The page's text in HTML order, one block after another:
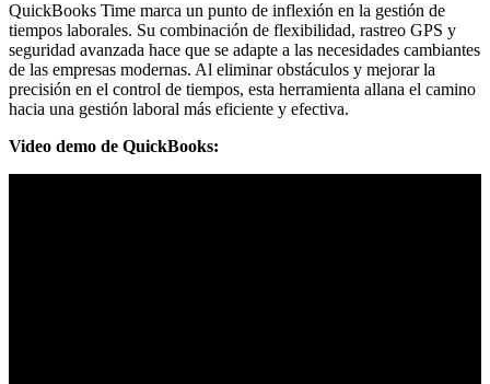
QuickBooks Time marca un punto de inflexión en la gestión de
tiempos laborales. Su combinación de flexibilidad, rastreo GPS y
seguridad avanzada hace que se adapte a las necesidades cambiantes
de las empresas modernas. Al eliminar obstáculos y mejorar la
precisión en el control de tiempos, esta herramienta allana el camino
hacia una gestión laboral más eficiente y efectiva.
Video demo de QuickBooks: